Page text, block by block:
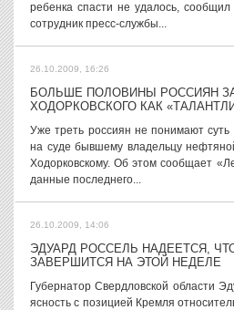
ребенка спасти не удалось,
сотрудник пресс-службы...
26.10.2009, 16:26
БОЛЬШЕ ПОЛОВИНЫ РОССИЯН
ХОДОРКОВСКОГО КАК
Уже треть россиян не понимают
на суде бывшему владельцу
Ходорковскому. Об этом сообщает
данные последнего...
26.10.2009, 14:06
ЭДУАРД РОССЕЛЬ НАДЕЕТСЯ,
ЗАВЕРШИТСЯ НА ЭТОЙ НЕДЕЛЕ
Губернатор Свердловской области
ясность с позицией Кремля